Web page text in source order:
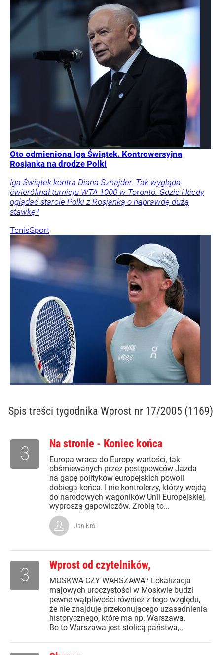
Oto odmieniona Iga Świątek. Kontrowersyjna
Rosjanka na drodze Polki
Iga Świątek kontra Diana Sznajder. Tak wygląda
ćwierćfinał turnieju WTA 1000 w Toronto. Gdzie i kiedy
oglądać starcie Polki z Rosjanką o naprawdę dużą
stawkę?
TenisSport
Spis treści tygodnika Wprost nr 17/2005 (1169)
Na stronie - Koniec końca
Europa wraca do Europy wartości, tak
obśmiewanych przez postępowców Jazda
na gapę polityków europejskich powoli
dobiega końca. I nie kontrolerzy, którzy wejdą
do narodowych wagoników Unii Europejskiej,
wyproszą gapowiczów. Zrobią to...
3
Jan Król
Wprost od czytelników,
MOSKWA CZY WARSZAWA? Lokalizacja
majowych uroczystości w Moskwie budzi
pewne wątpliwości również z tego względu,
że nie znajduje przekonującego uzasadnienia
historycznego, które ma np. Warszawa.
Bo to Warszawa jest stolicą państwa,...
3